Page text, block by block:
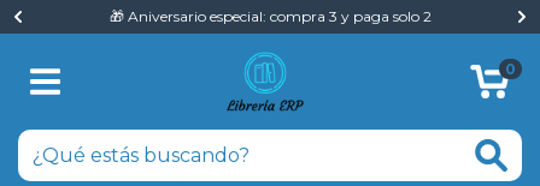
🎁 Aniversario especial: compra 3 y paga solo 2
0